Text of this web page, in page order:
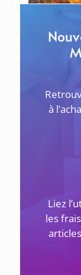
LES
La Maison
Sevran
ACTUALITÉS
Repas de la
La Croix
section
à
Liez
les